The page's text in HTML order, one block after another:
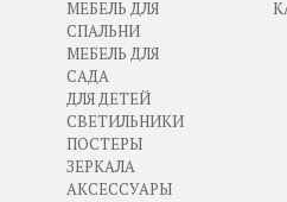
МЕБЕЛЬ ДЛЯ
СПАЛЬНИ
МЕБЕЛЬ ДЛЯ
САДА
ДЛЯ ДЕТЕЙ
СВЕТИЛЬНИКИ
ПОСТЕРЫ
ЗЕРКАЛА
АКСЕССУАРЫ